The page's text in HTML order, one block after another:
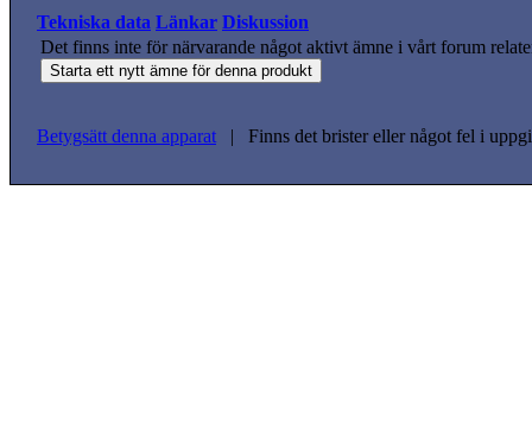
Tekniska data Länkar Diskussion
Det finns inte för närvarande något aktivt ämne i vårt forum
Betygsätt denna apparat | Finns det brister eller något fel i